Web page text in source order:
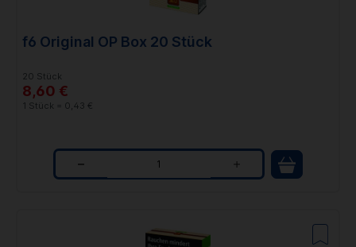
y
f6 Original OP Box 20 Stück
20 Stück
8,60 €
1 Stück = 0,43 €
Q